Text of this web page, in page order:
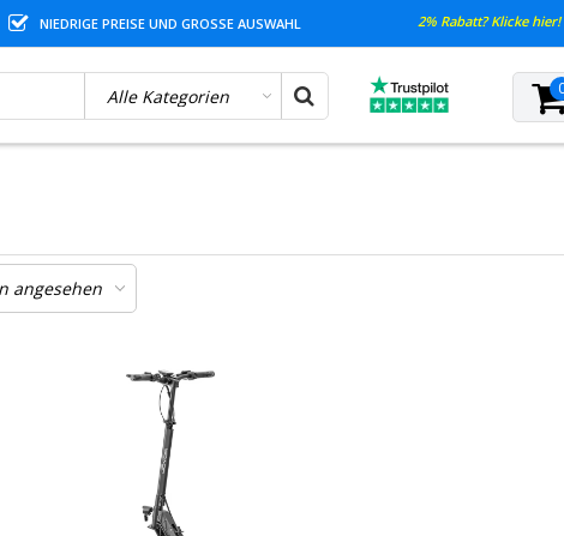
NIEDRIGE PREISE UND GROSSE AUSWAHL 2% Rabatt? Klicke hier!